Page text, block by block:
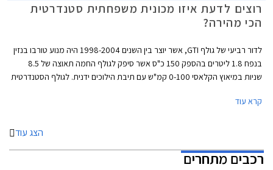
רוצים לדעת איזו מכונית משפחתית סטנדרטית
הכי מהירה?
לדור רביעי של גולף GTI, אשר יוצר בין השנים 1998-2004 היה מנוע טורבו בנזין
בנפח 1.8 ליטרים בהספק 150 כ"ס אשר סיפק לגולף החמה תאוצה של 8.5
שניות במיאוץ הקלאסי 0-100 קמ"ש עם תיבת הילוכים ידנית. לגולף הסטנדרטית
קרא עוד
הצג עוד
רכבים מתחרים